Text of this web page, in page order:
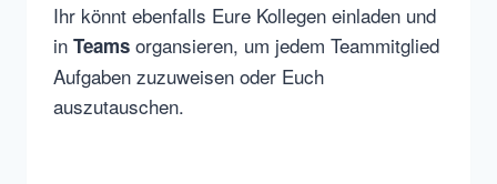
Ihr könnt ebenfalls Eure Kollegen einladen und
in Teams organsieren, um jedem Teammitglied
Aufgaben zuzuweisen oder Euch
auszutauschen.